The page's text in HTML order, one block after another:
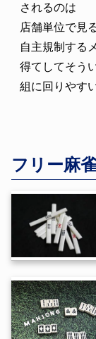
されるのは
店舗単位で見
自主規制する
得てしてそう
組に回りやす
フリー麻